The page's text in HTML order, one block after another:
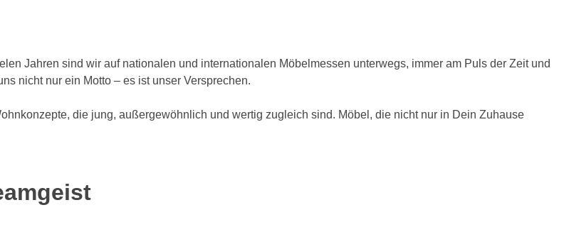
Jahren sind wir auf nationalen und internationalen Möbelmessen unterwegs, immer am Puls der Zeit und
nicht nur ein Motto – es ist unser Versprechen.
die jung, außergewöhnlich und wertig zugleich sind. Möbel, die nicht nur in Dein Zuhause